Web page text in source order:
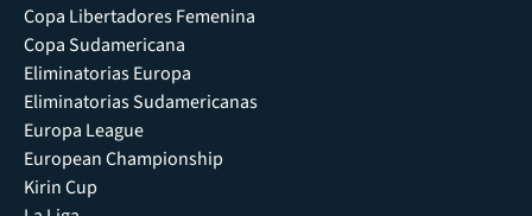
Copa Libertadores Femenina
Copa Sudamericana
Eliminatorias Europa
Eliminatorias Sudamericanas
Europa League
European Championship
Kirin Cup